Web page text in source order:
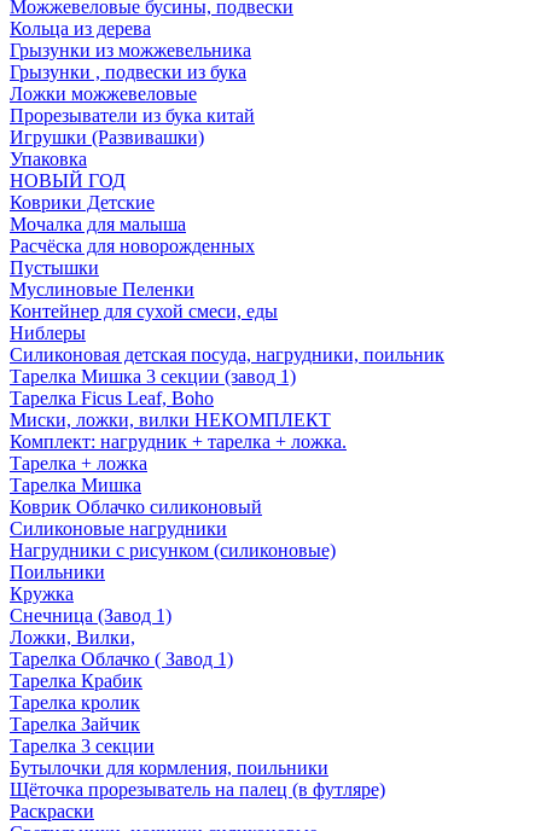
Можжевеловые бусины, подвески
Кольца из дерева
Грызунки из можжевельника
Грызунки , подвески из бука
Ложки можжевеловые
Прорезыватели из бука китай
Игрушки (Развивашки)
Упаковка
НОВЫЙ ГОД
Коврики Детские
Мочалка для малыша
Расчёска для новорожденных
Пустышки
Муслиновые Пеленки
Контейнер для сухой смеси, еды
Ниблеры
Силиконовая детская посуда, нагрудники, поильник
Тарелка Мишка 3 секции (завод 1)
Тарелка Ficus Leaf, Boho
Миски, ложки, вилки НЕКОМПЛЕКТ
Комплект: нагрудник + тарелка + ложка.
Тарелка + ложка
Тарелка Мишка
Коврик Облачко силиконовый
Силиконовые нагрудники
Нагрудники с рисунком (силиконовые)
Поильники
Кружка
Снечница (Завод 1)
Ложки, Вилки,
Тарелка Облачко ( Завод 1)
Тарелка Крабик
Тарелка кролик
Тарелка Зайчик
Тарелка 3 секции
Бутылочки для кормления, поильники
Щёточка прорезыватель на палец (в футляре)
Раскраски